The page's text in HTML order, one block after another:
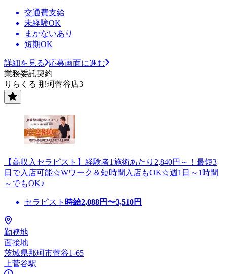
交通費支給
未経験OK
まかないあり
短期OK
詳細を見る
応募画面に進む
業務委託契約
りらくる 那珂菅谷店3
【高収入セラピスト】経験者1施術あたり2,840円～！最短3
日で入店可能☆Wワーク＆短時間入店もOK☆週1日～1時間
～でもOK♪
セラピスト 時給2,088円〜3,510円
勤務地
面接地
茨城県那珂市菅谷1-65
上菅谷駅